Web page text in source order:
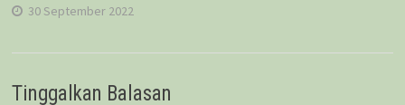
30 September 2022
Tinggalkan Balasan